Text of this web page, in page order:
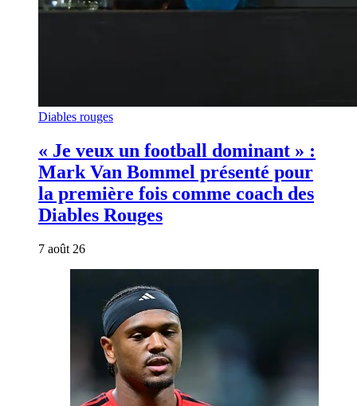
Diables rouges
« Je veux un football dominant » :
Mark Van Bommel présenté pour
la première fois comme coach des
Diables Rouges
7 août 26